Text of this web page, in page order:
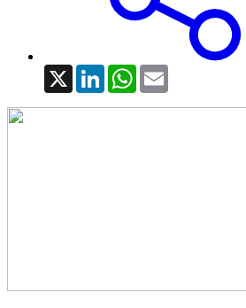
X LinkedInWhatsApp